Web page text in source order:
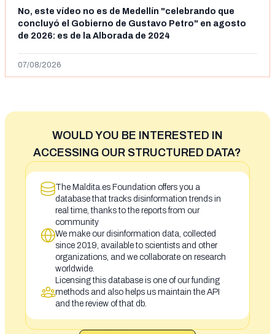
No, este vídeo no es de Medellín "celebrando que
concluyó el Gobierno de Gustavo Petro" en agosto
de 2026: es de la Alborada de 2024
07/08/2026
WOULD YOU BE INTERESTED IN
ACCESSING OUR STRUCTURED DATA?
The Maldita.es Foundation offers you a
database that tracks disinformation trends in
real time, thanks to the reports from our
community
We make our disinformation data, collected
since 2019, available to scientists and other
organizations, and we collaborate on research
worldwide.
Licensing this database is one of our funding
methods and also helps us maintain the API
and the review of that db.